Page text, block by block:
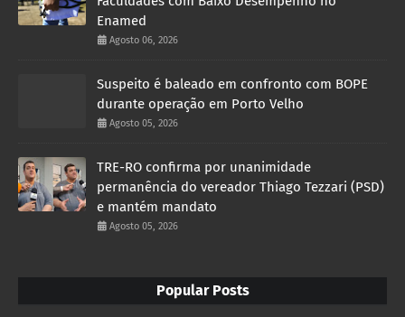
Enamed
Agosto 06, 2026
Suspeito é baleado em confronto com BOPE
durante operação em Porto Velho
Agosto 05, 2026
TRE-RO confirma por unanimidade
permanência do vereador Thiago Tezzari (PSD)
e mantém mandato
Agosto 05, 2026
Popular Posts